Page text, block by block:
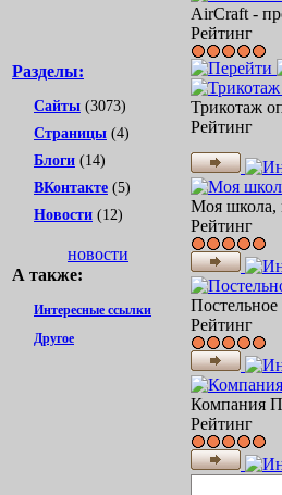
Разделы:
Сайты (3073)
Страницы (4)
Блоги (14)
ВКонтакте (5)
Новости (12)
новости
А также:
Интересные ссылки
Другое
AirCraft -
Рейтинг
Трикотаж
Рейтинг
Моя школа,
Рейтинг
Рейтинг
Компания
Рейтинг